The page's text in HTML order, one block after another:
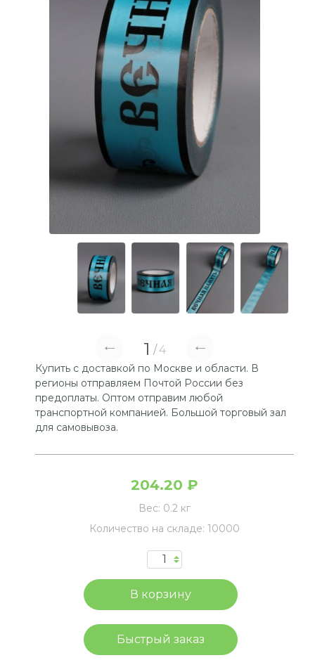
1 4
Купить с доставкой по Москве и области. В
регионы отправляем Почтой России без
предоплаты. Оптом отправим любой
транспортной компанией. Большой торговый зал
для самовывоза.
204.20 ₽
Вес: 0.2 кг
Количество на складе: 10000
Быстрый заказ